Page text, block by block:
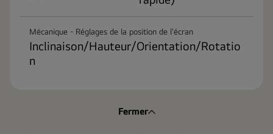
Mécanique - Réglages de la position de l'écran
Inclinaison/Hauteur/Orientation/Rotatio
n
Fermer